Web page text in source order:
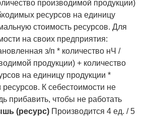
производимой продукции)
ресурсов на единицу
стоимость ресурсов. Для
на своих предприятия:
з/п * количество нЧ /
продукции) + количество
на единицу продукции *
ресурсов. К себестоимости не
прибавить, чтобы не работать
(ресурс) Производится 4 ед. / 5